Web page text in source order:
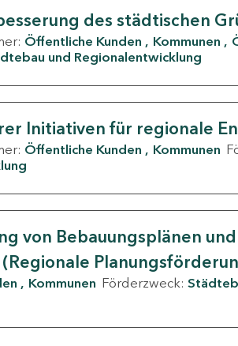
des städtischen
Öffentliche Kunden Kommunen
und Regionalentwicklung
Initiativen für regionale
Öffentliche Kunden Kommunen
von Bebauungsplänen und
Kommunen Förderzweck: